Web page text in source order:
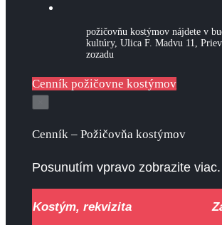
požičovňu kostýmov nájdete v
kultúry, Ulica F. Madvu 11,
zozadu
Cenník požičovne kostýmov
­Cenník – Požičovňa kostýmov
Posunutím vpravo zobrazite viac.
Kostým, rekvizita